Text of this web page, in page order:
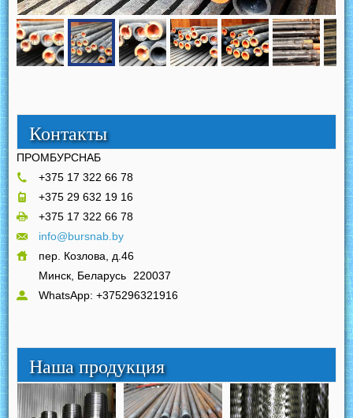
Контакты
ПРОМБУРСНАБ
+375 17 322 66 78
+375 29 632 19 16
+375 17 322 66 78
info@bursnab.by
пер. Козлова, д.46
Минск, Беларусь
220037
WhatsApp: +375296321916
Наша продукция